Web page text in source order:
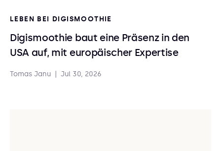
LEBEN BEI DIGISMOOTHIE
Digismoothie baut eine Präsenz in den
USA auf, mit europäischer Expertise
Tomas Janu Jul 30, 2026